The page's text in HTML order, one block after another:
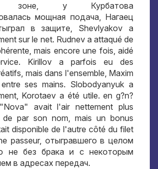
зоне, у Курбатова
мощная подача, Нагаец
в защите, Shevlyakov a
sur le net. Rudnev a attaqué de
mais encore une fois, aidé
Kirillov a parfois eu des
mais dans l'ensemble, Maxim
ses mains. Slobodyanyuk a
Korotaev a été utile. en g?n?
avait l'air nettement plus
de par son nom, mais un bonus
disponible de l'autre côté du filet
passeur, отыгравшего в целом
не без брака и с некоторым
в адресах передач.